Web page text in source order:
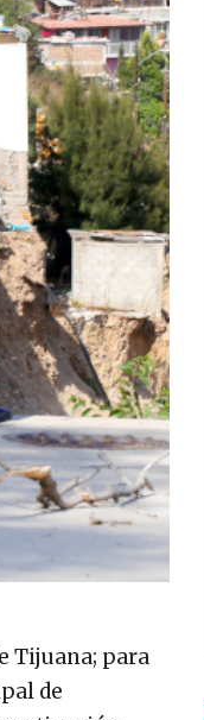
Tijuana; para
de